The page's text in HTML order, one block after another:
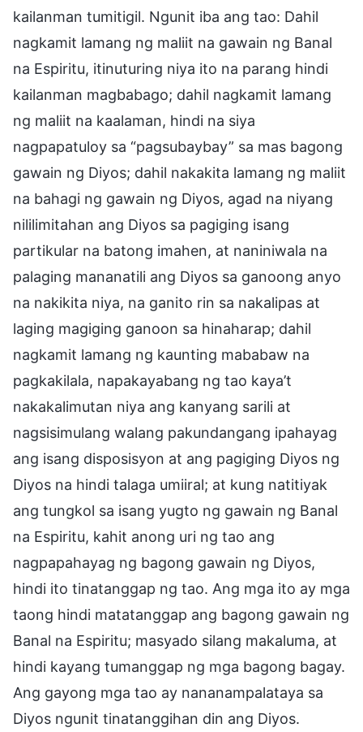
kailanman tumitigil. Ngunit iba ang tao: Dahil
nagkamit lamang ng maliit na gawain ng Banal
na Espiritu, itinuturing niya ito na parang hindi
kailanman magbabago; dahil nagkamit lamang
ng maliit na kaalaman, hindi na siya
nagpapatuloy sa “pagsubaybay” sa mas bagong
gawain ng Diyos; dahil nakakita lamang ng maliit
na bahagi ng gawain ng Diyos, agad na niyang
nililimitahan ang Diyos sa pagiging isang
partikular na batong imahen, at naniniwala na
palaging mananatili ang Diyos sa ganoong anyo
na nakikita niya, na ganito rin sa nakalipas at
laging magiging ganoon sa hinaharap; dahil
nagkamit lamang ng kaunting mababaw na
pagkakilala, napakayabang ng tao kaya’t
nakakalimutan niya ang kanyang sarili at
nagsisimulang walang pakundangang ipahayag
ang isang disposisyon at ang pagiging Diyos ng
Diyos na hindi talaga umiiral; at kung natitiyak
ang tungkol sa isang yugto ng gawain ng Banal
na Espiritu, kahit anong uri ng tao ang
nagpapahayag ng bagong gawain ng Diyos,
hindi ito tinatanggap ng tao. Ang mga ito ay mga
taong hindi matatanggap ang bagong gawain ng
Banal na Espiritu; masyado silang makaluma, at
hindi kayang tumanggap ng mga bagong bagay.
Ang gayong mga tao ay nananampalataya sa
Diyos ngunit tinatanggihan din ang Diyos.